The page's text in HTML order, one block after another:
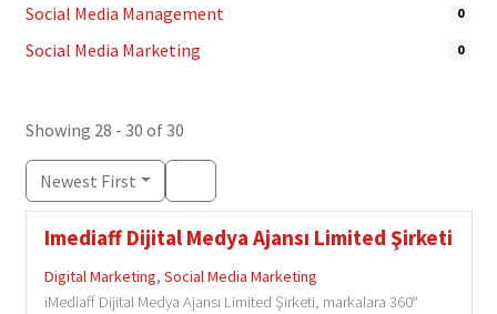
Social Media Management 0
Social Media Marketing 0
Showing 28 - 30 of 30
Newest First
Imediaff Dijital Medya Ajansı Limited Şirketi
Digital Marketing, Social Media Marketing
iMediaff Dijital Medya Ajansı Limited Şirketi, markalara 360°